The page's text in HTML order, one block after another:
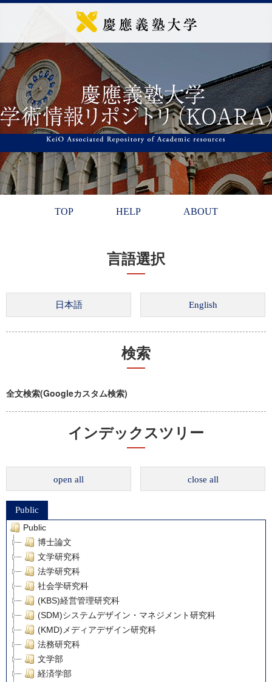
TOP HELP ABOUT
言語選択
検索
全文検索(Googleカスタム検索)
インデックスツリー
open all close all
Public
Public
博士論文
文学研究科
法学研究科
社会学研究科
(KBS)経営管理研究科
(SDM)システムデザイン・マネジメント研究科
(KMD)メディアデザイン研究科
法務研究科
文学部
経済学部